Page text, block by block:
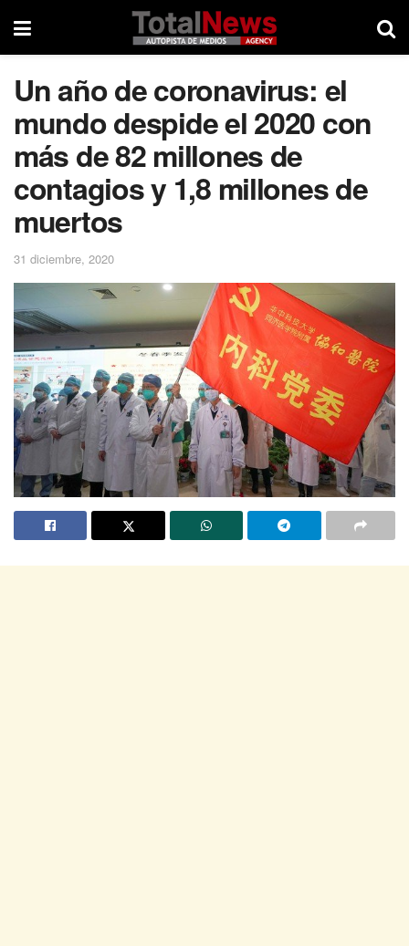
Un año de coronavirus: el
mundo despide el 2020 con
más de 82 millones de
contagios y 1,8 millones de
muertos
31 diciembre, 2020